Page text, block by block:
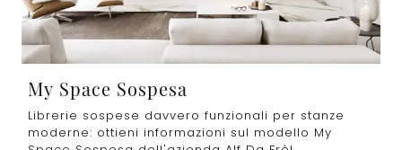
My Space Sospesa
Librerie sospese davvero funzionali per stanze
moderne: ottieni informazioni sul modello My